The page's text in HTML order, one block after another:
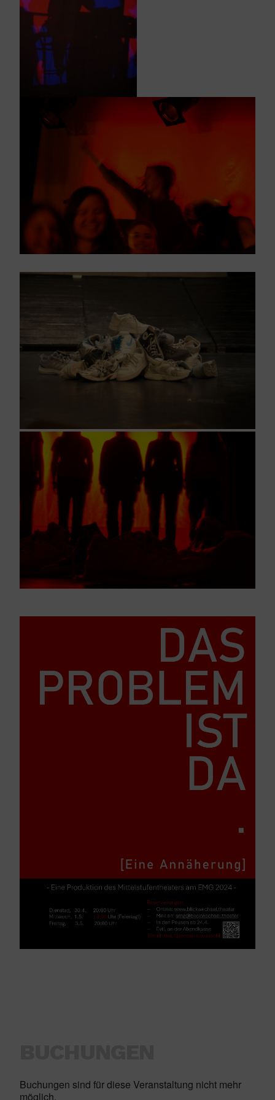
Buchungen sind für diese Veranstaltung nicht mehr
möglich.